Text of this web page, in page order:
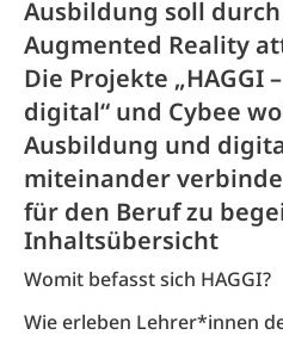
Ausbildung soll
Augmented Reality
Die Projekte „HAGGI
digital“ und Cybee
Ausbildung und
miteinander
für den Beruf zu
Inhaltsübersicht
Womit befasst sich HAGGI?
Wie erleben Lehrer*innen